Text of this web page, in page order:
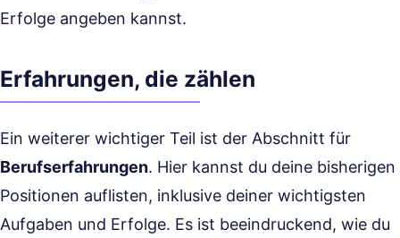
Erfolge angeben kannst.
Erfahrungen, die zählen
Ein weiterer wichtiger Teil ist der Abschnitt für
Berufserfahrungen. Hier kannst du deine bisherigen
Positionen auflisten, inklusive deiner wichtigsten
Aufgaben und Erfolge. Es ist beeindruckend, wie du